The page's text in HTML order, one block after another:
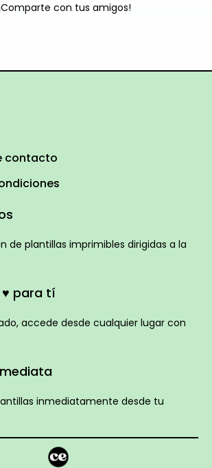
con tus amigos!
contacto
de plantillas imprimibles dirigidas a la
para tí
accede desde cualquier lugar con
inmediatamente desde tu